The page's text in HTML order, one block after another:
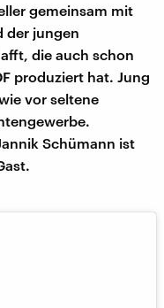
gemeinsam mit
der jungen
die auch schon
produziert hat. Jung
vor seltene
Schümann ist